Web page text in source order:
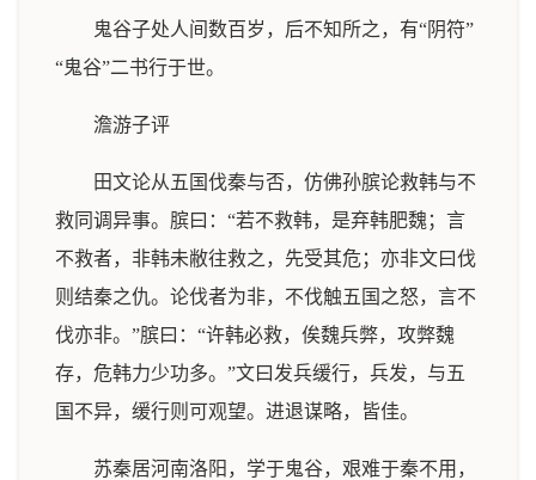
鬼谷子处人间数百岁，后不知所之，有“阴符”
“鬼谷”二书行于世。
澹游子评
田文论从五国伐秦与否，仿佛孙膑论救韩与不
救同调异事。膑曰：“若不救韩，是弃韩肥魏；言
不救者，非韩未敝往救之，先受其危；亦非文曰伐
则结秦之仇。论伐者为非，不伐触五国之怒，言不
伐亦非。”膑曰：“许韩必救，俟魏兵弊，攻弊魏
存，危韩力少功多。”文曰发兵缓行，兵发，与五
国不异，缓行则可观望。进退谋略，皆佳。
苏秦居河南洛阳，学于鬼谷，艰难于秦不用，